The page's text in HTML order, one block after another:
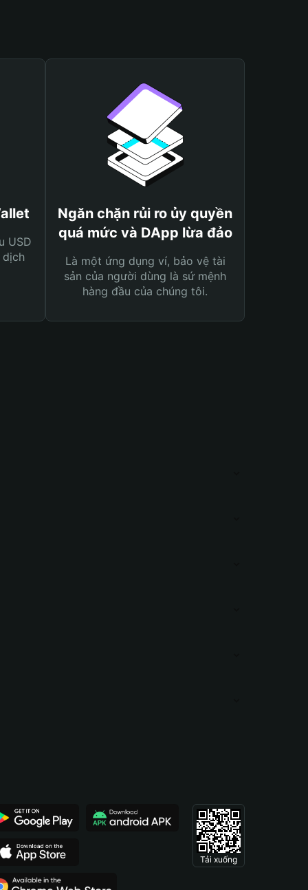
USD
Ngăn chặn rủi ro ủy quyền
quá mức và DApp lừa đảo
Là một ứng dụng ví, bảo vệ tài
sản của người dùng là sứ mệnh
hàng đầu của chúng tôi.
Tải xuống